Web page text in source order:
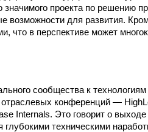
проекта по решению
возможности для развития.
что в перспективе может
сообщества к
конференций —
Internals. Это говорит о
глубокими техническими